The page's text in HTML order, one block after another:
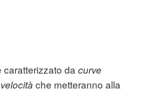
da curve
che metteranno alla